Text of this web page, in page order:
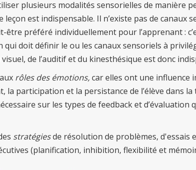
plusieurs modalités sensorielles de manière
leçon est indispensable. Il n’existe pas de canaux
être préféré individuellement pour l’apprenant :
qui doit définir le ou les canaux sensoriels à
de l’auditif et du kinesthésique est donc
rôles des émotions,car elles ont une influence
la participation et la persistance de l’élève dans
sur les types de feedback et d’évaluation
stratégiesde résolution de problèmes, d'essais
(planification, inhibition, flexibilité et